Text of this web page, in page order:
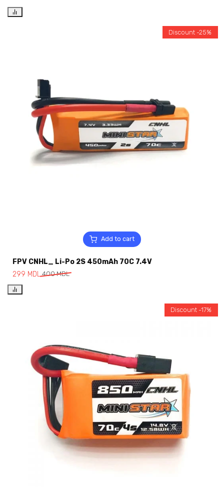
Add to cart
Discount -25%
FPV CNHL_ Li-Po 2S 450mAh 70C 7.4V
400MDL
299 MDL
Discount -17%